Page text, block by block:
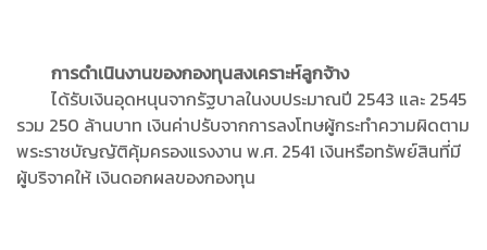
การดำเนินงานของกองทุนสงเคราะห์ลูกจ้าง
ได้รับเงินอุดหนุนจากรัฐบาลในงบประมาณปี 2543 และ 2545
รวม 250 ล้านบาท เงินค่าปรับจากการลงโทษผู้กระทำความผิดตาม
พระราชบัญญัติคุ้มครองแรงงาน พ.ศ. 2541 เงินหรือทรัพย์สินที่มี
ผู้บริจาคให้ เงินดอกผลของกองทุน